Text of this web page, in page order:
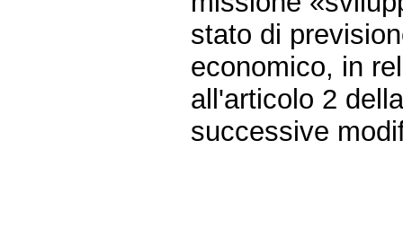
stato di
economico, in
all'articolo 2
successive